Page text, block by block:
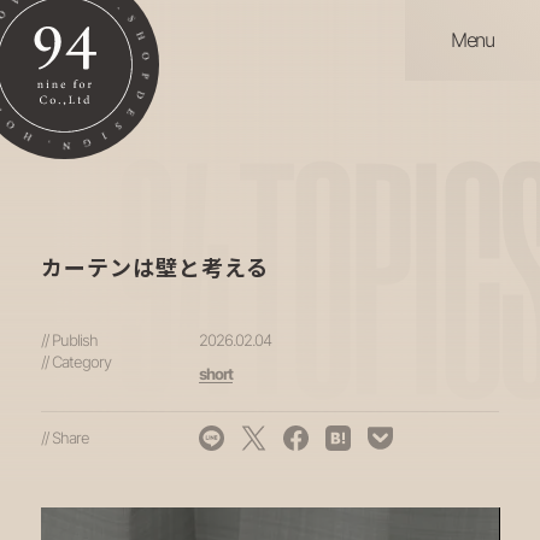
Menu
94
カーテンは壁と考える
// Publish
2026.02.04
// Category
short
// Share